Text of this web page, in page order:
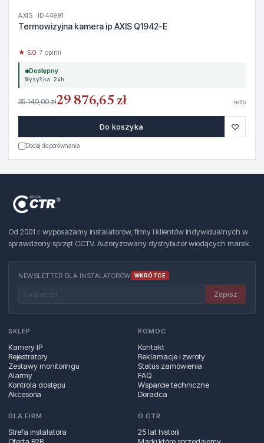
AXIS · ID 44991
Termowizyjna kamera ip AXIS Q1942-E
★ 5.0· 7 opinii
Dostępny
Wysyłka 24h
35 149,00 zł29 876,65 zł netto
Do koszyka ♡
Dodaj do porównania
Od 2001 r. wyposażamy instalatorów, firmy i klientów indywidualnych w
sprawdzony sprzęt CCTV. Autoryzowany dystrybutor wiodących marek.
NEWSLETTER DLA INSTALATORÓW WKRÓTCE
Zapisz
SKLEP
Kamery IP
Rejestratory
Zestawy monitoringu
Alarmy
Kontrola dostępu
Akcesoria
POMOC
Kontakt
Reklamacje i zwroty
Status zamówienia
FAQ
Wsparcie techniczne
Doradca
DLA FIRM
Strefa instalatora
O CTR
25 lat historii